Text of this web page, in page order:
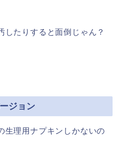
したりすると面倒じゃん？
ジョン
生理用ナプキンしかないの